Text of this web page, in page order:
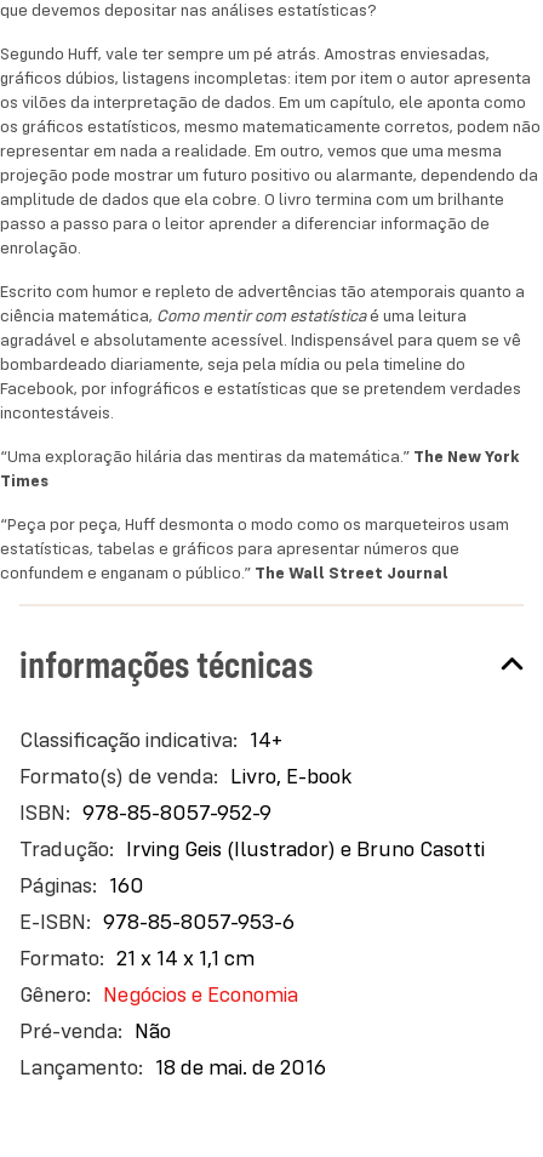
diferenciar informação de enrolação.
Escrito com humor e repleto de advertências tão
atemporais quanto a ciência matemática, Como
mentir com estatísticaé uma leitura agradável e
absolutamente acessível. Indispensável para quem
se vê bombardeado diariamente, seja pela mídia ou
pela timeline do Facebook, por infográficos e
estatísticas que se pretendem verdades
incontestáveis.
“Uma exploração hilária das mentiras da
matemática.”The New York Times
“Peça por peça, Huff desmonta o modo como os
marqueteiros usam estatísticas, tabelas e gráficos
para apresentar números que confundem e
enganam o público.”
que devemos depositar nas análises estatísticas?
Segundo Huff, vale ter sempre um pé atrás. Amostras enviesadas,
gráficos dúbios, listagens incompletas: item por item o autor apresenta
os vilões da interpretação de dados. Em um capítulo, ele aponta como
os gráficos estatísticos, mesmo matematicamente corretos, podem não
representar em nada a realidade. Em outro, vemos que uma mesma
projeção pode mostrar um futuro positivo ou alarmante, dependendo da
amplitude de dados que ela cobre. O livro termina com um brilhante
passo a passo para o leitor aprender a diferenciar informação de
enrolação.
Escrito com humor e repleto de advertências tão atemporais quanto a
ciência matemática, Como mentir com estatísticaé uma leitura
agradável e absolutamente acessível. Indispensável para quem se vê
bombardeado diariamente, seja pela mídia ou pela timeline do
Facebook, por infográficos e estatísticas que se pretendem verdades
incontestáveis.
“Uma exploração hilária das mentiras da matemática.” The New York
Times
“Peça por peça, Huff desmonta o modo como os marqueteiros usam
estatísticas, tabelas e gráficos para apresentar números que
confundem e enganam o público.” The Wall Street Journal
informações técnicas
Mais
informações
14+
Livro, E-book
978-85-8057-952-9
Irving Geis (Ilustrador) e Bruno Casotti
160
978-85-8057-953-6
21 x 14 x 1,1 cm
Negócios e Economia
Não
18 de mai. de 2016